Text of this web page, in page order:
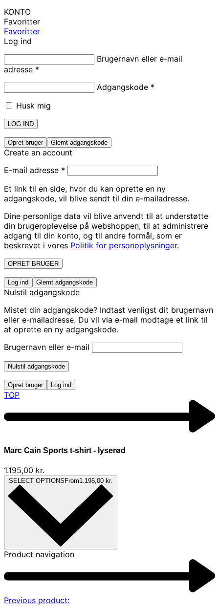
KONTO
Favoritter
Favoritter
Log ind
Brugernavn eller e-mail
adresse *
Adgangskode *
Husk mig
LOG IND
Opret bruger Glemt adgangskode
Create an account
E-mail adresse *
Et link til en side, hvor du kan oprette en ny
adgangskode, vil blive sendt til din e-mailadresse.
Dine personlige data vil blive anvendt til at understøtte
din brugeroplevelse på webshoppen, til at administrere
adgang til din konto, og til andre formål, som er
beskrevet i vores Politik for personoplysninger.
OPRET BRUGER
Log ind Glemt adgangskode
Nulstil adgangskode
Mistet din adgangskode? Indtast venligst dit brugernavn
eller e-mailadresse. Du vil via e-mail modtage et link til
at oprette en ny adgangskode.
Brugernavn eller e-mail
Nulstil adgangskode
Opret bruger Log ind
TOP
Marc Cain Sports t-shirt - lyserød
1.195,00 kr.
SELECT OPTIONS From1.195,00 kr.
Product navigation
Previous product: